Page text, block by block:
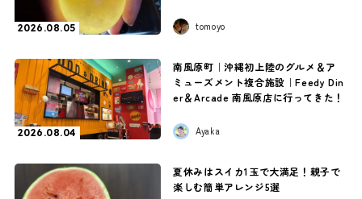
2026.08.05 tomoyo
2026.08.04
南風原町｜沖縄初上陸のグルメ＆ア
ミューズメント複合施設｜Feedy Din
er＆Arcade 南風原店に行ってきた！
Ayaka
夏休みはスイカ1玉で大満足！親子で
楽しむ簡単アレンジ5選